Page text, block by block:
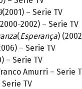
(2001) – Serie TV
2002) – Serie TV
(Esperança)
– Serie TV
– Serie TV
Amurri – Serie
Serie TV